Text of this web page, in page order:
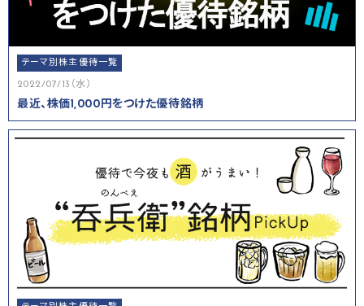
テーマ別株主優待一覧
2022/07/13（水）
最近、株価1,000円をつけた優待銘柄